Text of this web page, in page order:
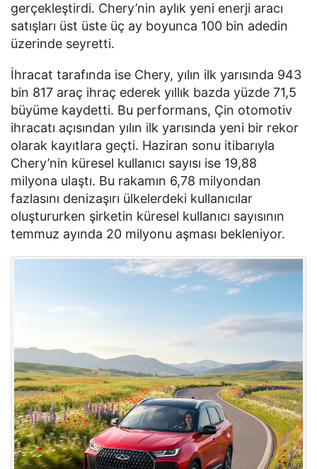
gerçekleştirdi. Chery’nin aylık yeni enerji aracı
satışları üst üste üç ay boyunca 100 bin adedin
üzerinde seyretti.
İhracat tarafında ise Chery, yılın ilk yarısında 943
bin 817 araç ihraç ederek yıllık bazda yüzde 71,5
büyüme kaydetti. Bu performans, Çin otomotiv
ihracatı açısından yılın ilk yarısında yeni bir rekor
olarak kayıtlara geçti. Haziran sonu itibarıyla
Chery’nin küresel kullanıcı sayısı ise 19,88
milyona ulaştı. Bu rakamın 6,78 milyondan
fazlasını denizaşırı ülkelerdeki kullanıcılar
oluştururken şirketin küresel kullanıcı sayısının
temmuz ayında 20 milyonu aşması bekleniyor.